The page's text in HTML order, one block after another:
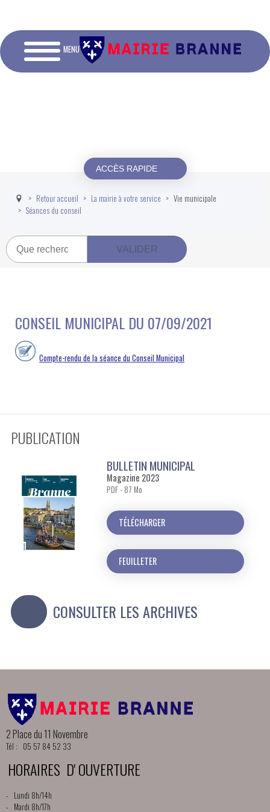
MENU
ACCÈS RAPIDE
Retour accueil La mairie à votre service
Vie municipale
Séances du conseil
Recherche
VALIDER
CONSEIL MUNICIPAL DU 07/09/2021
Compte-rendu de la séance du Conseil Municipal
PUBLICATION
BULLETIN MUNICIPAL
Magazine 2023
PDF - 87 Mo
TÉLÉCHARGER
FEUILLETER
CONSULTER LES ARCHIVES
2 Place du 11 Novembre
Tél : 05 57 84 52 33
HORAIRES D' OUVERTURE
- Lundi 8h/14h
- Mardi 8h/17h